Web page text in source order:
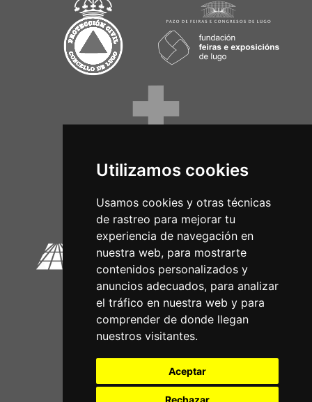
Utilizamos cookies
Usamos cookies y otras técnicas
de rastreo para mejorar tu
experiencia de navegación en
nuestra web, para mostrarte
contenidos personalizados y
anuncios adecuados, para analizar
el tráfico en nuestra web y para
comprender de donde llegan
nuestros visitantes.
Aceptar
Rechazar
Circuitos Oficiais